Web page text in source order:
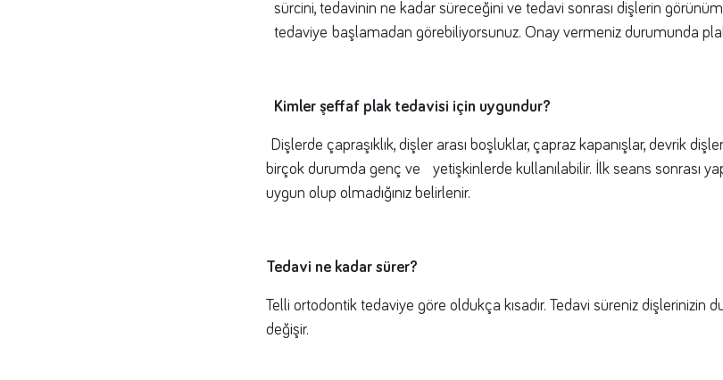
sürcini, tedavinin ne kadar süreceğini ve tedavi sonrası dişlerin
tedaviye başlamadan görebiliyorsunuz. Onay vermeniz durumunda
Kimler şeffaf plak tedavisi için uygundur?
Dişlerde çapraşıklık, dişler arası boşluklar, çapraz kapanışlar, devrik
birçok durumda genç ve yetişkinlerde kullanılabilir. İlk seans sonrası
uygun olup olmadığınız belirlenir.
Tedavi ne kadar sürer?
Telli ortodontik tedaviye göre oldukça kısadır. Tedavi süreniz dişlerinizin
değişir.